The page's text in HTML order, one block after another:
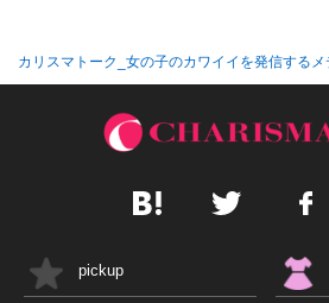
カリスマトーク_女の子のカワイイを発信するメ
pickup